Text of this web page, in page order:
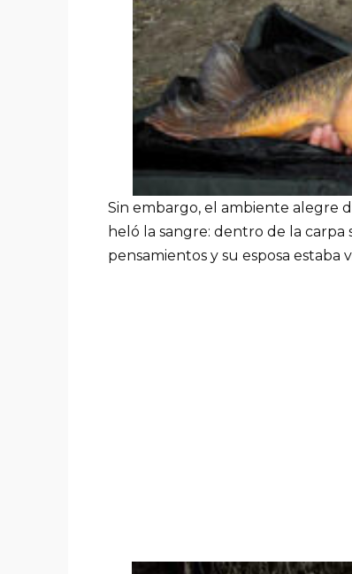
Sin embargo, el ambiente alegre
heló la sangre: dentro de la
pensamientos y su esposa